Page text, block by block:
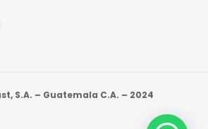
S.A. – Guatemala C.A. – 2024